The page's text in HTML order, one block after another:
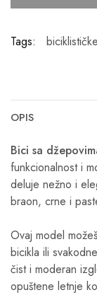
Tags: biciklističke
OPIS
Bici sa
funkcionalnost i
deluje nežno i
braon, crne i
Ovaj model
bicikla ili
čist i moderan
opuštene letnje